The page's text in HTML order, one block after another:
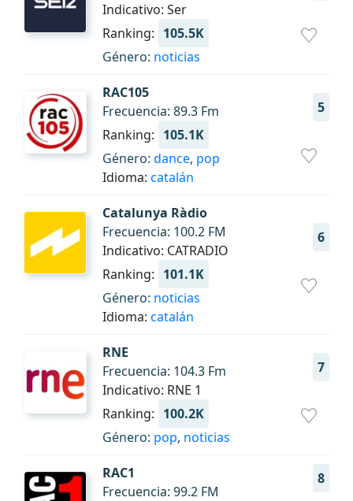
Indicativo: Ser
Ranking: 105.5K
Género: noticias
RAC105
5
Frecuencia: 89.3 Fm
Ranking: 105.1K
Género: dance, pop
Idioma: catalán
Catalunya Ràdio
6
Frecuencia: 100.2 FM
Indicativo: CATRADIO
Ranking: 101.1K
Género: noticias
Idioma: catalán
RNE
7
Frecuencia: 104.3 Fm
Indicativo: RNE 1
Ranking: 100.2K
Género: pop, noticias
RAC1 8
Frecuencia: 99.2 FM